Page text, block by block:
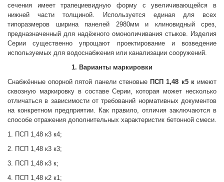
сечения имеет трапециевидную форму с увеличивающейся в
нижней части толщиной. Используется единая для всех
типоразмеров ширина панелей 2980мм и клиновидный срез,
предназначенный для надёжного омоноличивания стыков. Изделия
Серии существенно упрощают проектирование и возведение
используемых для водоснабжения или канализации сооружений.
1. Варианты маркировки
Снабжённые опорной пятой панели стеновые ПСП 1,48 к5 кимеют
сквозную маркировку в составе Серии, которая может несколько
отличаться в зависимости от требований нормативных документов
на конкретном предприятии. Как правило, отличия заключаются в
способе отражения дополнительных характеристик бетонной смеси.
1. ПСП 1,48 к3 к4;
2. ПСП 1,48 к3 к3;
3. ПСП 1,48 к3 к;
4. ПСП 1,48 к2 к1;